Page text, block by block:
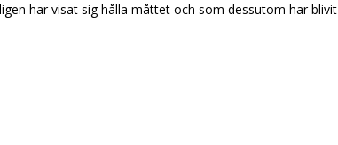
har visat sig hålla måttet och som dessutom har blivit